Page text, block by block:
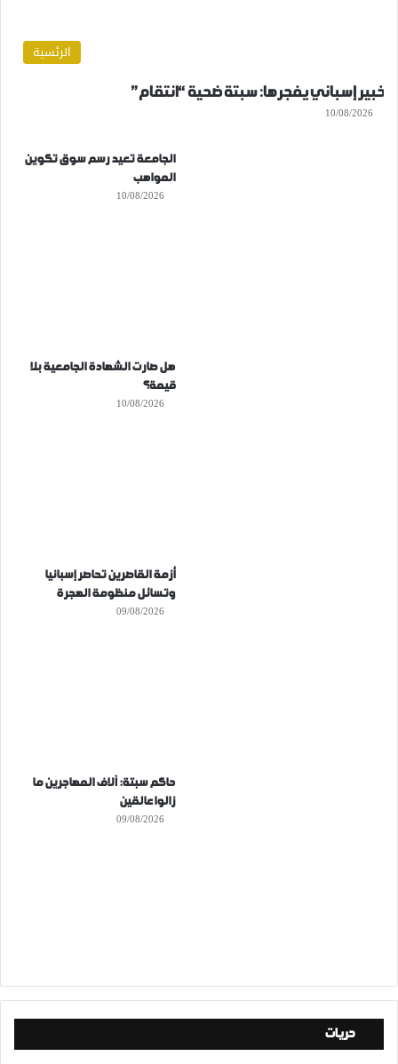
الرئسية
خبير إسباني يفجرها: سبتة ضحية “انتقام”
10/08/2026
الجامعة تعيد رسم سوق تكوين
المواهب
10/08/2026
هل صارت الشهادة الجامعية بلا
قيمة؟
10/08/2026
أزمة القاصرين تحاصر إسبانيا
وتسائل منظومة الهجرة
09/08/2026
حاكم سبتة: آلاف المهاجرين ما
زالوا عالقين
09/08/2026
حريات